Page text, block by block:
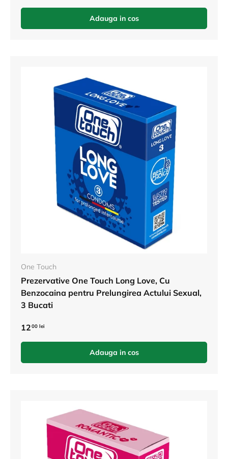
Adauga in cos
One Touch
Prezervative One Touch Long Love, Cu
Benzocaina pentru Prelungirea Actului Sexual,
3 Bucati
1200 lei
Adauga in cos